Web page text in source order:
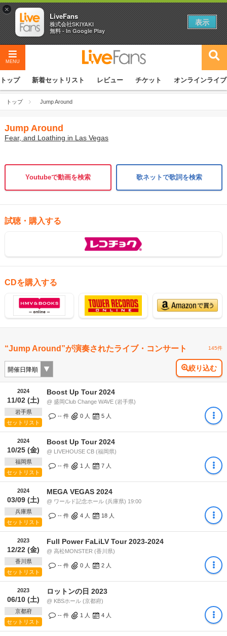
MENU
トップ 新着セットリスト レビュー チケット オンラインライブ
トップ Jump Around
Jump Around
Fear, and Loathing in Las Vegas
Youtubeで動画を検索 歌ネットで歌詞を検索
試聴・購入する
CDを購入する
“Jump Around”が演奏されたライブ・コンサート 145件
絞り込む
2024
11/02 (土)
岩手県
セットリスト
Boost Up Tour 2024
@ 盛岡Club Change WAVE (岩手県)
-- 件 0 人 5 人
2024
10/25 (金)
福岡県
セットリスト
Boost Up Tour 2024
@ LIVEHOUSE CB (福岡県)
-- 件 1 人 7 人
2024
03/09 (土)
兵庫県
セットリスト
MEGA VEGAS 2024
@ ワールド記念ホール (兵庫県) 19:00
-- 件 4 人 18 人
2023
12/22 (金)
香川県
セットリスト
Full Power FaLiLV Tour 2023-2024
@ 高松MONSTER (香川県)
-- 件 0 人 2 人
2023
06/10 (土)
京都府
セットリスト
ロットンの日 2023
@ KBSホール (京都府)
-- 件 1 人 4 人
×
LiveFans
株式会社SKIYAKI
無料 - In Google Play
表示